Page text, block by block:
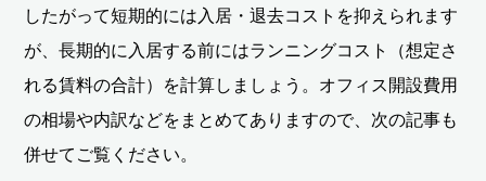
したがって短期的には入居・退去コストを抑えられます
が、長期的に入居する前にはランニングコスト（想定さ
れる賃料の合計）を計算しましょう。オフィス開設費用
の相場や内訳などをまとめてありますので、次の記事も
併せてご覧ください。